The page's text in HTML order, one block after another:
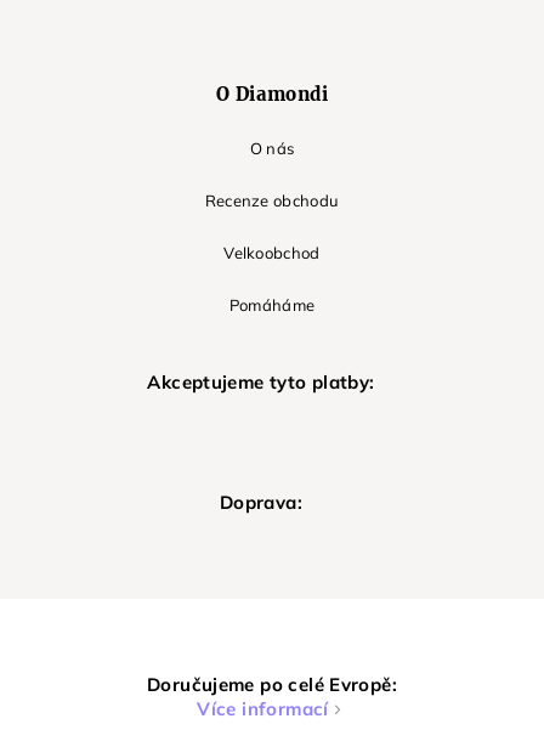
O Diamondi
O nás
Recenze obchodu
Velkoobchod
Pomáháme
Akceptujeme tyto platby:
Doprava:
Doručujeme po celé Evropě:
Více informací